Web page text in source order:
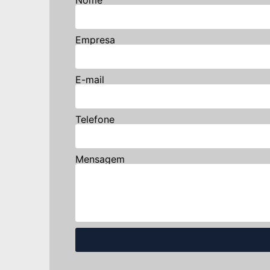
Empresa
E-mail
Telefone
Mensagem